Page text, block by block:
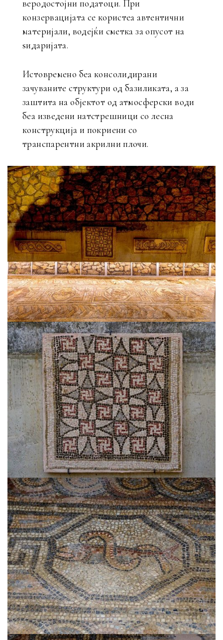
веродостојни податоци. При
конзервацијата се користеа автентични
материјали, водејќи сметка за опусот на
ѕидаријата.
Истовремено беа консолидирани
зачуваните структури од базиликата, а за
заштита на објектот од атмосферски води
беа изведени натстрешници со лесна
конструкција и покриени со
транспарентни акрилни плочи.